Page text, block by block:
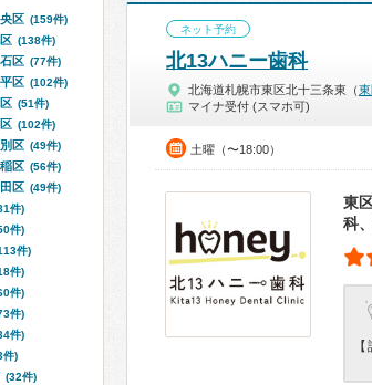
ネット予約
北13ハニー歯科
北海道札幌市東区北十三条東（
マイナ受付 (スマホ可)
土曜（〜18:00）
東
科
区 (159件)
(138件)
区 (77件)
区 (102件)
(51件)
(102件)
区 (49件)
区 (56件)
区 (49件)
件)
件)
件)
件)
件)
件)
件)
件)
(32件)